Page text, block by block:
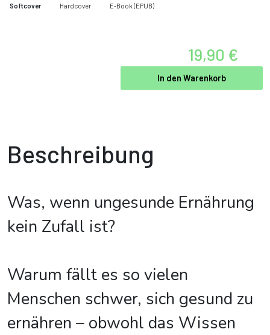
Softcover Hardcover E-Book (EPUB)
19,90 €
In den Warenkorb
Beschreibung
Was, wenn ungesunde Ernährung
kein Zufall ist?
Warum fällt es so vielen
Menschen schwer, sich gesund zu
ernähren – obwohl das Wissen